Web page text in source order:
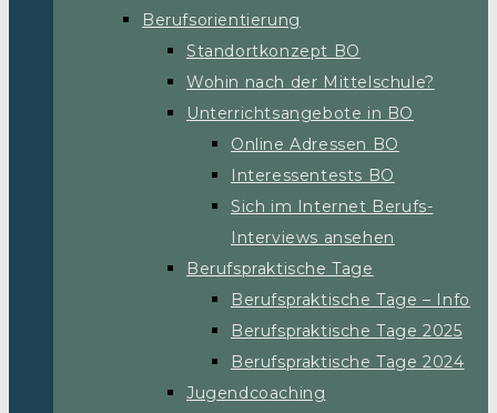
Berufsorientierung
Standortkonzept BO
Wohin nach der Mittelschule?
Unterrichtsangebote in BO
Online Adressen BO
Interessentests BO
Sich im Internet Berufs-
Interviews ansehen
Berufspraktische Tage
Berufspraktische Tage – Info
Berufspraktische Tage 2025
Berufspraktische Tage 2024
Jugendcoaching